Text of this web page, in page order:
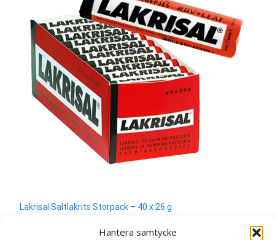
Hantera samtycke
Lakrisal Saltlakrits Storpack – 40 x 26 g